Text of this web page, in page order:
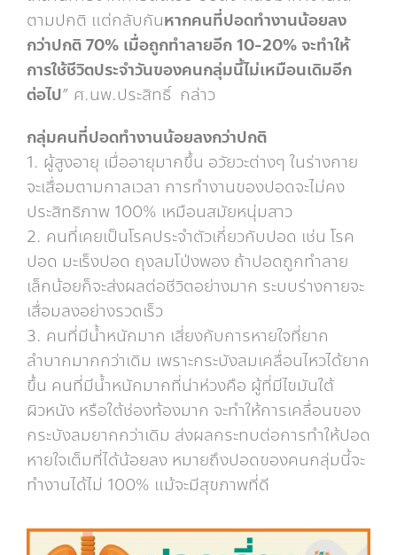
ตามปกติ แต่กลับกันหากคนที่ปอดทำงานน้อยลง
กว่าปกติ70% เมื่อถูกทำลายอีก 10-20% จะทำให้
การใช้ชีวิตประจำวันของคนกลุ่มนี้ไม่เหมือนเดิมอีก
ต่อไป” ศ.นพ.ประสิทธิ์ กล่าว
กลุ่มคนที่ปอดทำงานน้อยลงกว่าปกติ
1. ผู้สูงอายุ เมื่ออายุมากขึ้น อวัยวะต่างๆ ในร่างกาย
จะเสื่อมตามกาลเวลา การทำงานของปอดจะไม่คง
ประสิทธิภาพ 100% เหมือนสมัยหนุ่มสาว
2. คนที่เคยเป็นโรคประจำตัวเกี่ยวกับปอด เช่น โรค
ปอด มะเร็งปอด ถุงลมโป่งพอง ถ้าปอดถูกทำลาย
เล็กน้อยก็จะส่งผลต่อชีวิตอย่างมาก ระบบร่างกายจะ
เสื่อมลงอย่างรวดเร็ว
3. คนที่มีน้ำหนักมาก เสี่ยงกับการหายใจที่ยาก
ลำบากมากกว่าเดิม เพราะกระบังลมเคลื่อนไหวได้ยาก
ขึ้น คนที่มีน้ำหนักมากที่น่าห่วงคือ ผู้ที่มีไขมันใต้
ผิวหนัง หรือใต้ช่องท้องมาก จะทำให้การเคลื่อนของ
กระบังลมยากกว่าเดิม ส่งผลกระทบต่อการทำให้ปอด
หายใจเต็มที่ได้น้อยลง หมายถึงปอดของคนกลุ่มนี้จะ
ทำงานได้ไม่ 100% แม้จะมีสุขภาพที่ดี